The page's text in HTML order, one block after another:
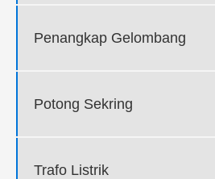
Penangkap Gelombang
Potong Sekring
Trafo Listrik